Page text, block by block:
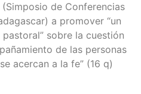
de Conferencias
a promover “un
sobre la cuestión
de las personas
acercan a la fe” (16 q)